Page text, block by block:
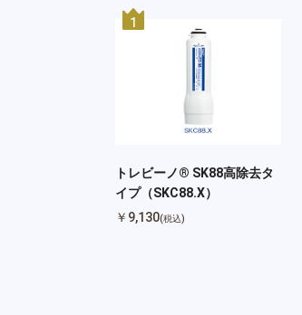
1
トレビーノ® SK88高除去タ
イプ（SKC88.X）
￥9,130(税込)